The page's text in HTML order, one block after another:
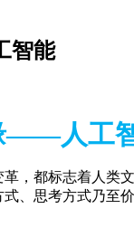
智能
——人工
，都标志着人类
、思考方式乃至